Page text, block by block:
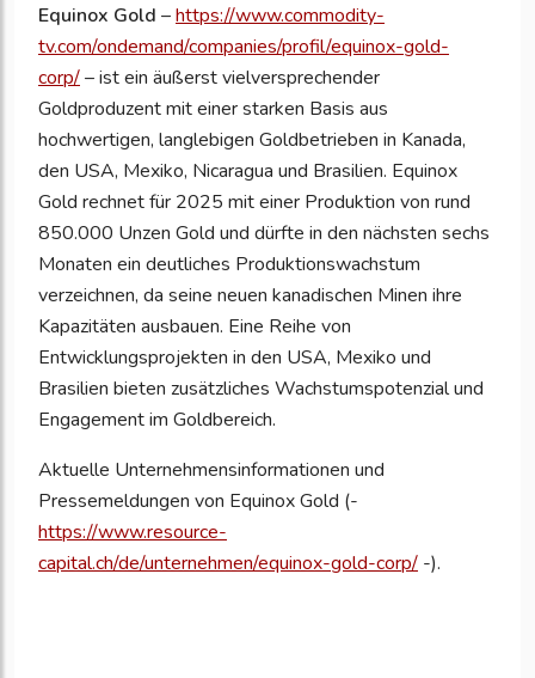
Equinox Gold –https://www.commodity-
tv.com/ondemand/companies/profil/equinox-gold-
corp/– ist ein äußerst vielversprechender
Goldproduzent mit einer starken Basis aus
hochwertigen, langlebigen Goldbetrieben in Kanada,
den USA, Mexiko, Nicaragua und Brasilien. Equinox
Gold rechnet für 2025 mit einer Produktion von rund
850.000 Unzen Gold und dürfte in den nächsten sechs
Monaten ein deutliches Produktionswachstum
verzeichnen, da seine neuen kanadischen Minen ihre
Kapazitäten ausbauen. Eine Reihe von
Entwicklungsprojekten in den USA, Mexiko und
Brasilien bieten zusätzliches Wachstumspotenzial und
Engagement im Goldbereich.
Aktuelle Unternehmensinformationen und
Pressemeldungen von Equinox Gold (-
https://www.resource-
capital.ch/de/unternehmen/equinox-gold-corp/ -).